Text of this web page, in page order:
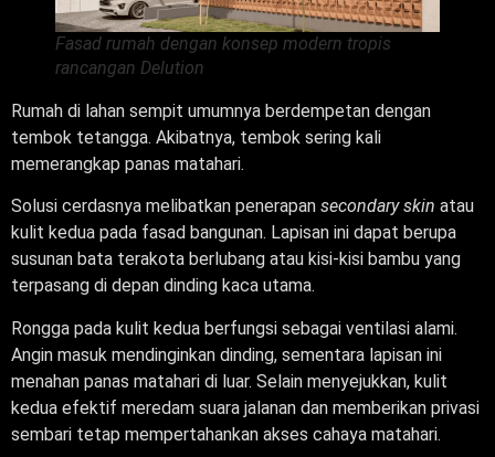
Fasad rumah dengan konsep modern tropis
rancangan Delution
Rumah di lahan sempit umumnya berdempetan dengan
tembok tetangga. Akibatnya, tembok sering kali
memerangkap panas matahari.
Solusi cerdasnya melibatkan penerapan secondary skin atau
kulit kedua pada fasad bangunan. Lapisan ini dapat berupa
susunan bata terakota berlubang atau kisi-kisi bambu yang
terpasang di depan dinding kaca utama.
Rongga pada kulit kedua berfungsi sebagai ventilasi alami.
Angin masuk mendinginkan dinding, sementara lapisan ini
menahan panas matahari di luar. Selain menyejukkan, kulit
kedua efektif meredam suara jalanan dan memberikan privasi
sembari tetap mempertahankan akses cahaya matahari.